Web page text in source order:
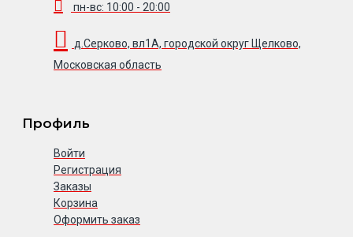
пн-вс: 10:00 - 20:00
д.Серково, вл1А, городской округ Щелково,
Московская область
Профиль
Войти
Регистрация
Заказы
Корзина
Оформить заказ